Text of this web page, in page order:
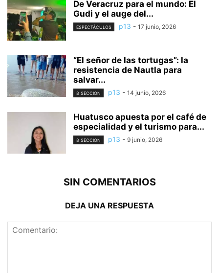
De Veracruz para el mundo: El
Gudi y el auge del...
ESPECTÁCULOS p13 - 17 junio, 2026
“El señor de las tortugas”: la
resistencia de Nautla para
salvar...
8 SECCION p13 - 14 junio, 2026
Huatusco apuesta por el café de
especialidad y el turismo para...
8 SECCION p13 - 9 junio, 2026
SIN COMENTARIOS
DEJA UNA RESPUESTA